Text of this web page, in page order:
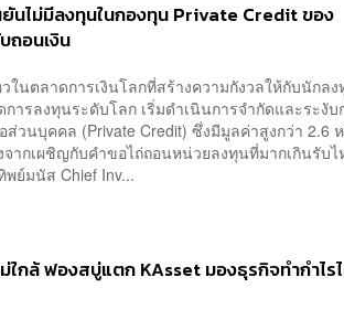
นไม่มีลงทุนในกองทุน Private Credit ของ
ถอนเงิน
ในตลาดการเงินโลกที่สร้างความกังวลให้กับนักลง
การลงทุนระดับโลก เริ่มดำเนินการจำกัดและระงับ
ส่วนบุคคล (Private Credit) ซึ่งมีมูลค่าสูงกว่า 2.6
ากเผชิญกับคำขอไถ่ถอนหน่วยลงทุนที่มากเกินรับ
ย์มนัส Chief Inv...
ม่ใกล้ ฟองสบู่แตก KAsset มองธุรกิจทำกำไร